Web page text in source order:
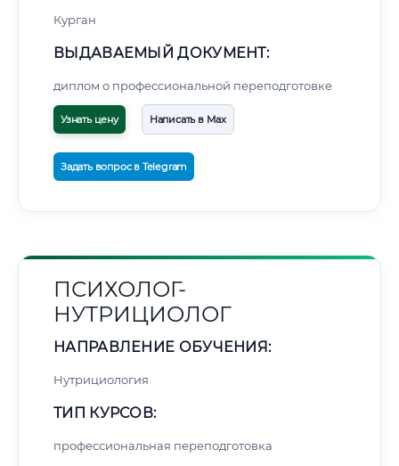
Курган
ВЫДАВАЕМЫЙ ДОКУМЕНТ:
диплом о профессиональной переподготовке
Узнать цену Написать в Max
Задать вопрос в Telegram
ПСИХОЛОГ-
НУТРИЦИОЛОГ
НАПРАВЛЕНИЕ ОБУЧЕНИЯ:
Нутрициология
ТИП КУРСОВ:
профессиональная переподготовка